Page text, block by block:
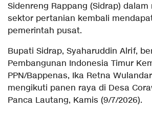
Sidenreng Rappang (Sidrap)
sektor pertanian kembali
pemerintah pusat.
Bupati Sidrap, Syaharuddin Alrif,
Pembangunan Indonesia Timur
PPN/Bappenas, Ika Retna
mengikuti panen raya di Desa
Panca Lautang, Kamis (9/7/2026).